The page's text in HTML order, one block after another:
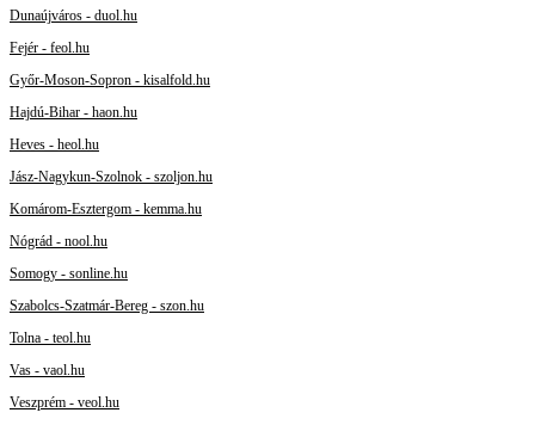
Dunaújváros - duol.hu
Fejér - feol.hu
Győr-Moson-Sopron - kisalfold.hu
Hajdú-Bihar - haon.hu
Heves - heol.hu
Jász-Nagykun-Szolnok - szoljon.hu
Komárom-Esztergom - kemma.hu
Nógrád - nool.hu
Somogy - sonline.hu
Szabolcs-Szatmár-Bereg - szon.hu
Tolna - teol.hu
Vas - vaol.hu
Veszprém - veol.hu